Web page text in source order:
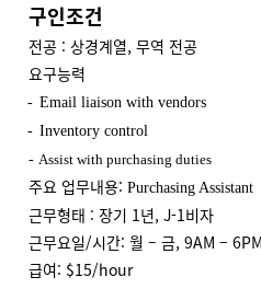
구인조건
전공 : 상경계열, 무역 전공
요구능력
- Email liaison with vendors
- Inventory control
- Assist with purchasing duties
주요 업무내용: Purchasing Assistant
근무형태 : 장기 1년, J-1비자
근무요일/시간: 월 – 금, 9AM – 6PM
급여: $15/hour